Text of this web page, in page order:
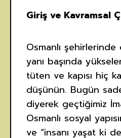
Giriş ve Kavramsal
Osmanlı
yanı başında
tüten ve kapısı hiç
düşünün. Bugün
diyerek geçtiğimiz
Osmanlı sosyal
ve “insanı yaşat ki